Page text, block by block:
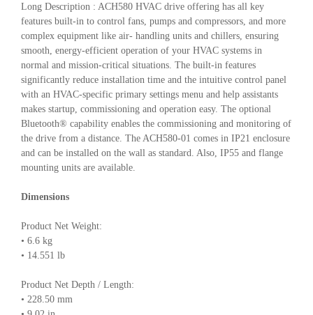
Long Description : ACH580 HVAC drive offering has all key
features built-in to control fans, pumps and compressors, and more
complex equipment like air- handling units and chillers, ensuring
smooth, energy-efficient operation of your HVAC systems in
normal and mission-critical situations. The built-in features
significantly reduce installation time and the intuitive control panel
with an HVAC-specific primary settings menu and help assistants
makes startup, commissioning and operation easy. The optional
Bluetooth® capability enables the commissioning and monitoring of
the drive from a distance. The ACH580-01 comes in IP21 enclosure
and can be installed on the wall as standard. Also, IP55 and flange
mounting units are available.
Dimensions
Product Net Weight:
• 6.6 kg
• 14.551 lb
Product Net Depth / Length:
• 228.50 mm